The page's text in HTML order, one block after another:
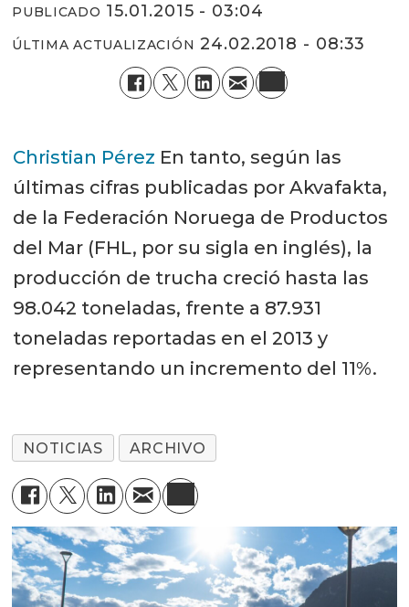
PUBLICADO 15.01.2015 - 03:04
ÚLTIMA ACTUALIZACIÓN 24.02.2018 - 08:33
Christian Pérez En tanto, según las
últimas cifras publicadas por Akvafakta,
de la Federación Noruega de Productos
del Mar (FHL, por su sigla en inglés), la
producción de trucha creció hasta las
98.042 toneladas, frente a 87.931
toneladas reportadas en el 2013 y
representando un incremento del 11%.
NOTICIAS ARCHIVO